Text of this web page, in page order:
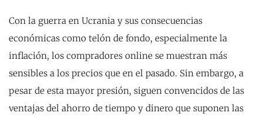
Con la guerra en Ucrania y sus consecuencias
económicas como telón de fondo, especialmente la
inflación, los compradores online se muestran más
sensibles a los precios que en el pasado. Sin embargo, a
pesar de esta mayor presión, siguen convencidos de las
ventajas del ahorro de tiempo y dinero que suponen las